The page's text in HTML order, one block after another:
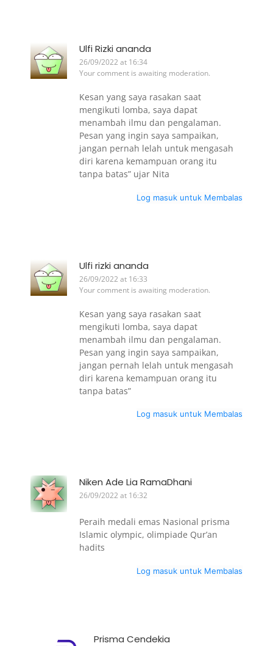
Ulfi Rizki ananda
26/09/2022 at 16:34
Your comment is awaiting moderation.
Kesan yang saya rasakan saat
mengikuti lomba, saya dapat
menambah ilmu dan pengalaman.
Pesan yang ingin saya sampaikan,
jangan pernah lelah untuk mengasah
diri karena kemampuan orang itu
tanpa batas” ujar Nita
Log masuk untuk Membalas
Ulfi rizki ananda
26/09/2022 at 16:33
Your comment is awaiting moderation.
Kesan yang saya rasakan saat
mengikuti lomba, saya dapat
menambah ilmu dan pengalaman.
Pesan yang ingin saya sampaikan,
jangan pernah lelah untuk mengasah
diri karena kemampuan orang itu
tanpa batas”
Log masuk untuk Membalas
Niken Ade Lia RamaDhani
26/09/2022 at 16:32
Peraih medali emas Nasional prisma
Islamic olympic, olimpiade Qur’an
hadits
Log masuk untuk Membalas
Prisma Cendekia